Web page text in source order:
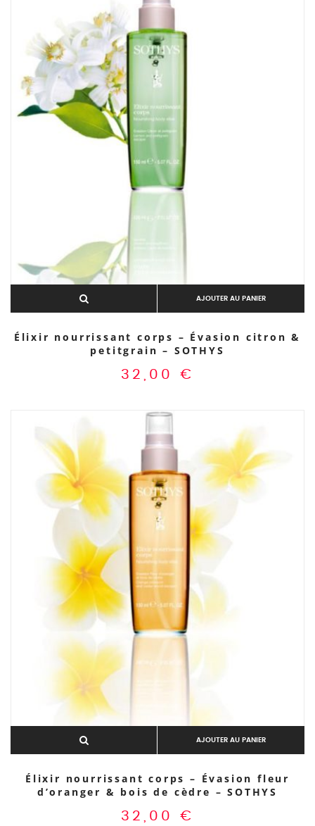
AJOUTER AU PANIER
Élixir nourrissant corps – Évasion citron &
petitgrain – SOTHYS
32,00 €
AJOUTER AU PANIER
Élixir nourrissant corps – Évasion fleur
d’oranger & bois de cèdre – SOTHYS
32,00 €